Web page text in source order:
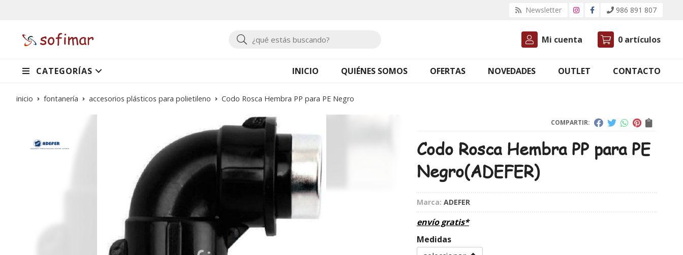
Newsletter 986 891 807
Buscar Mi cuenta 0 artículos
CATEGORÍAS INICIO QUIÉNES SOMOS OFERTAS NOVEDADES OUTLET CONTACTO
inicio fontanería accesorios plásticos para polietileno Codo Rosca Hembra PP para PE Negro
COMPARTIR:
Codo Rosca Hembra PP para PE
Negro(ADEFER)
Marca: ADEFER
envío gratis*
Medidas